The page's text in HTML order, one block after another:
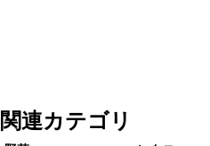
関連カテゴリ